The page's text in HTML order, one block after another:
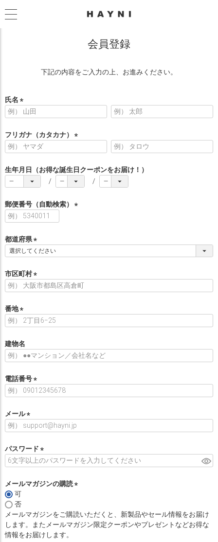
会員登録
下記の内容をご入力の上、お進みください。
氏名
須
)
フリガナ（カタカナ）
須
)
生年月日（お得な誕生日クーポンをお届け！）
郵便番号（自動検索）
)
都道府県
(
須
)
市区町村
(
)
番地
須
)
建物名
電話番号
(
)
メール
(
須
)
パスワード
(
須
メールマガジンの購読
須
)
可
否
メールマガジンをご購読いただくと、新製品やセール情報をお届け
します。またメールマガジン限定クーポンやプレゼントなどお得な
情報をお届けします。